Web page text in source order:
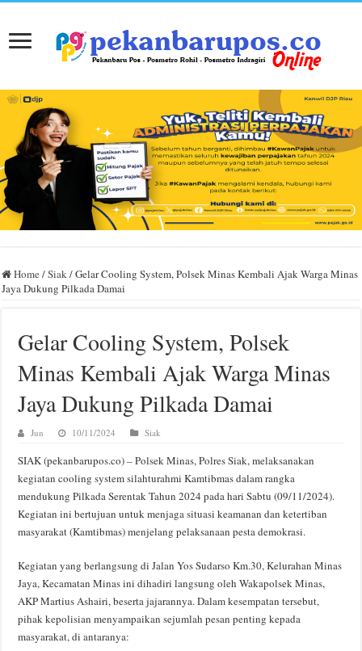
Home /Siak/Gelar Cooling System, Polsek Minas Kembali Ajak Warga Minas
Jaya Dukung Pilkada Damai
Gelar Cooling System, Polsek
Minas Kembali Ajak Warga Minas
Jaya Dukung Pilkada Damai
Jun 10/11/2024 Siak
SIAK (pekanbarupos.co) – Polsek Minas, Polres Siak, melaksanakan
kegiatan cooling system silahturahmi Kamtibmas dalam rangka
mendukung Pilkada Serentak Tahun 2024 pada hari Sabtu (09/11/2024).
Kegiatan ini bertujuan untuk menjaga situasi keamanan dan ketertiban
masyarakat (Kamtibmas) menjelang pelaksanaan pesta demokrasi.
Kegiatan yang berlangsung di Jalan Yos Sudarso Km.30, Kelurahan Minas
Jaya, Kecamatan Minas ini dihadiri langsung oleh Wakapolsek Minas,
AKP Martius Ashairi, beserta jajarannya. Dalam kesempatan tersebut,
pihak kepolisian menyampaikan sejumlah pesan penting kepada
masyarakat, di antaranya: